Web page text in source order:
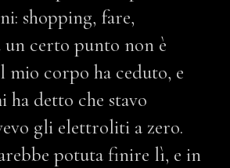
shopping, fare,
certo punto non è
mio corpo ha ceduto, e
ha detto che stavo
gli elettroliti a zero.
potuta finire lì, e in